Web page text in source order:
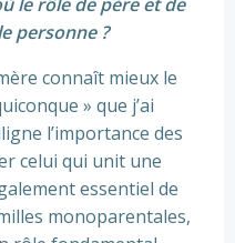
personne ?
connaît mieux le
» que j’ai
l’importance des
celui qui unit une
essentiel de
monoparentales,